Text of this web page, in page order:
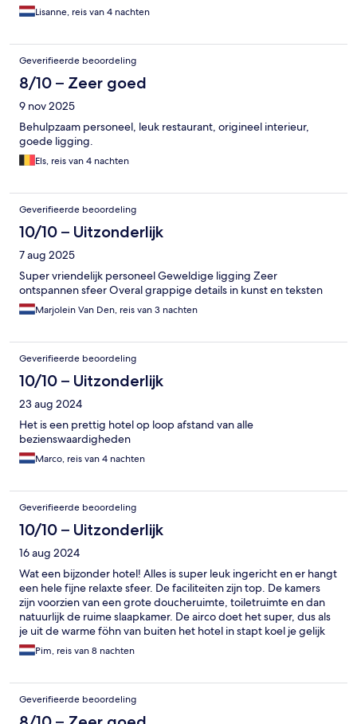
Lisanne, reis van 4 nachten
Geverifieerde beoordeling
8/10 – Zeer goed
9 nov 2025
Behulpzaam personeel, leuk restaurant, origineel interieur,
goede ligging.
Els, reis van 4 nachten
Geverifieerde beoordeling
10/10 – Uitzonderlijk
7 aug 2025
Super vriendelijk personeel Geweldige ligging Zeer
ontspannen sfeer Overal grappige details in kunst en teksten
Marjolein Van Den, reis van 3 nachten
Geverifieerde beoordeling
10/10 – Uitzonderlijk
23 aug 2024
Het is een prettig hotel op loop afstand van alle
bezienswaardigheden
Marco, reis van 4 nachten
Geverifieerde beoordeling
10/10 – Uitzonderlijk
16 aug 2024
Wat een bijzonder hotel! Alles is super leuk ingericht en er hangt
een hele fijne relaxte sfeer. De faciliteiten zijn top. De kamers
zijn voorzien van een grote doucheruimte, toiletruimte en dan
natuurlijk de ruime slaapkamer. De airco doet het super, dus als
je uit de warme föhn van buiten het hotel in stapt koel je gelijk
af. Daarnaast is het personeel ook nog een super vriendelijk en
staan ze letterlijk altijd voor je klaar. Het eten is heerlijk en het
je hier erg goed lunchen en dineren. Bij de receptie gaven ze
ons ook gelijk tips voor goeie restaurants en deze waren
absoluut niet duur. Gemiddeld €12 per pizza. En dan natuurlijk
Pim, reis van 8 nachten
Geverifieerde beoordeling